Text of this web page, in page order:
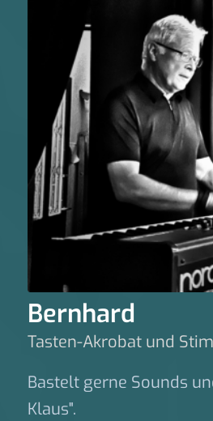
Bernhard
Tasten-Akrobat und
Bastelt gerne Sounds
Klaus".